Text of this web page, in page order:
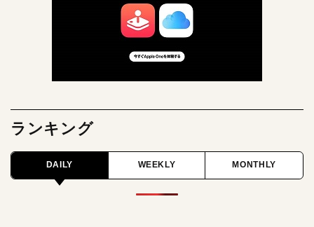
ランキング
DAILY WEEKLY MONTHLY